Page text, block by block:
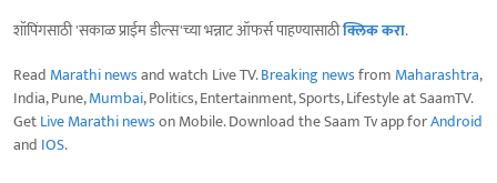
शॉपिंगसाठी 'सकाळ प्राईम डील्स'च्या भन्नाट ऑफर्स पाहण्यासाठीक्लिक करा.
Read Marathi newsand watch Live TV.Breaking newsfrom Maharashtra,
India, Pune,Mumbai, Politics, Entertainment, Sports, Lifestyle at SaamTV.
GetLive Marathi newson Mobile. Download the Saam Tv app forAndroid
and IOS.